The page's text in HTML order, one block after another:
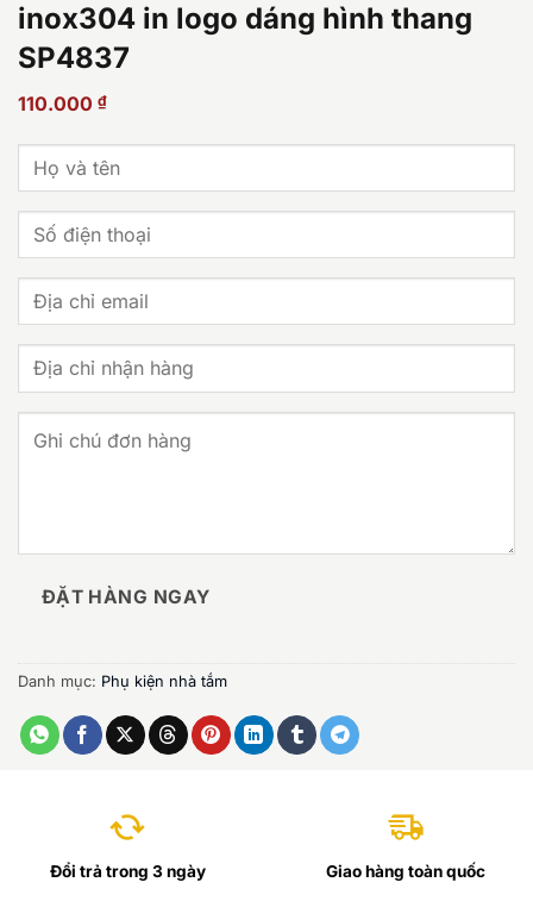
inox304 in logo dáng hình thang
SP4837
110.000 ₫
ĐẶT HÀNG NGAY
Danh mục: Phụ kiện nhà tắm
Đổi trả trong 3 ngày Giao hàng toàn quốc